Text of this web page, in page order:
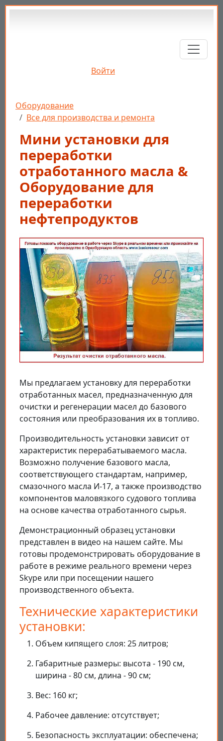
Перейти к основному содержанию
Войти
Строка навигации
Оборудование
Все для производства и ремонта
Мини установки для
переработки
отработанного масла &
Оборудование для
переработки
нефтепродуктов
Мы предлагаем установку для переработки
отработанных масел, предназначенную для
очистки и регенерации масел до базового
состояния или преобразования их в топливо.
Производительность установки зависит от
характеристик перерабатываемого масла.
Возможно получение базового масла,
соответствующего стандартам, например,
смазочного масла И-17, а также производство
компонентов маловязкого судового топлива
на основе качества отработанного сырья.
Демонстрационный образец установки
представлен в видео на нашем сайте. Мы
готовы продемонстрировать оборудование в
работе в режиме реального времени через
Skype или при посещении нашего
производственного объекта.
Технические характеристики
установки:
Объем кипящего слоя: 25 литров;
Габаритные размеры: высота - 190 см,
ширина - 80 см, длина - 90 см;
Вес: 160 кг;
Рабочее давление: отсутствует;
Безопасность эксплуатации: обеспечена;